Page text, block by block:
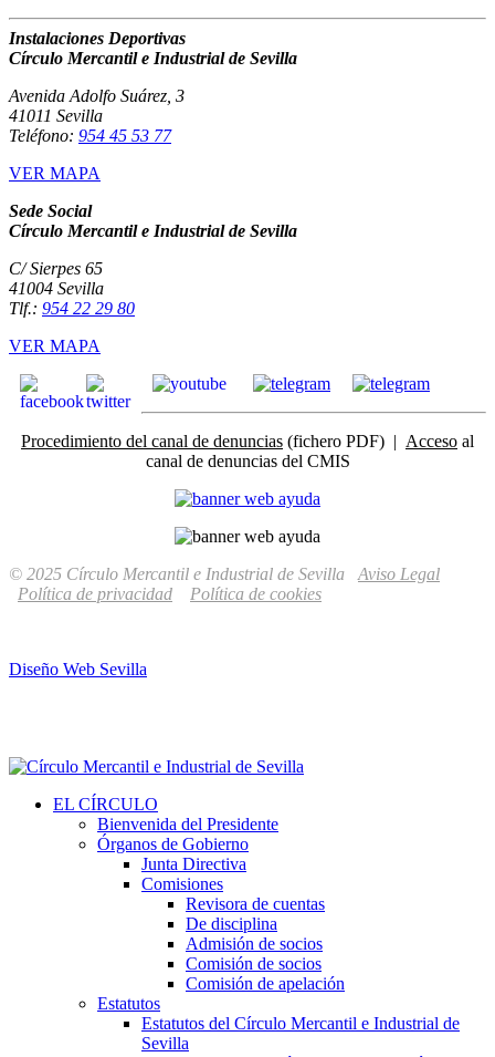
Instalaciones Deportivas
Círculo Mercantil e Industrial de Sevilla
Avenida Adolfo Suárez, 3
41011 Sevilla
Teléfono: 954 45 53 77
VER MAPA
Sede Social
Círculo Mercantil e Industrial de Sevilla
C/ Sierpes 65
41004 Sevilla
Tlf.: 954 22 29 80
VER MAPA
Procedimiento del canal de denuncias (fichero PDF) | Acceso al
canal de denuncias del CMIS
© 2025 Círculo Mercantil e Industrial de Sevilla Aviso Legal
Política de privacidad
Política de cookies
Diseño Web Sevilla
EL CÍRCULO
Bienvenida del Presidente
Órganos de Gobierno
Junta Directiva
Comisiones
Revisora de cuentas
De disciplina
Admisión de socios
Comisión de socios
Comisión de apelación
Estatutos
Estatutos del Círculo Mercantil e Industrial de
Sevilla